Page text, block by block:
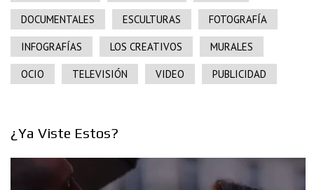
DOCUMENTALES ESCULTURAS FOTOGRAFÍA
INFOGRAFÍAS LOS CREATIVOS MURALES
OCIO TELEVISIÓN VIDEO PUBLICIDAD
¿Ya Viste Estos?